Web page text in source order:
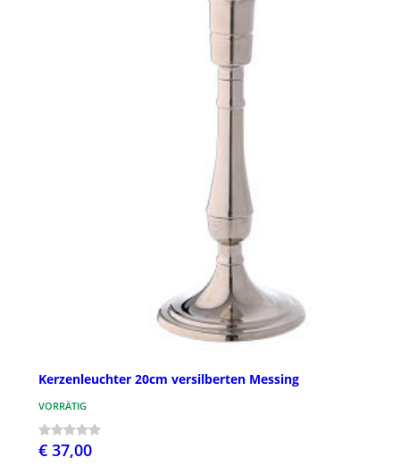
Kerzenleuchter 20cm versilberten Messing
VORRÄTIG
€ 37,00